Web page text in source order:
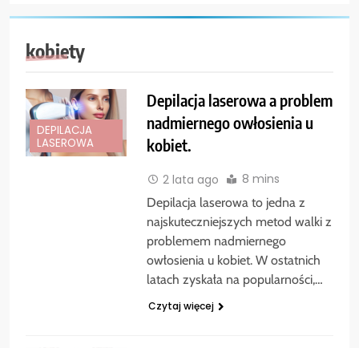
kobiety
DEPILACJA
LASEROWA
Depilacja laserowa a problem
nadmiernego owłosienia u
kobiet.
2 lata ago 8 mins
Depilacja laserowa to jedna z
najskuteczniejszych metod walki z
problemem nadmiernego
owłosienia u kobiet. W ostatnich
latach zyskała na popularności,…
Czytaj więcej